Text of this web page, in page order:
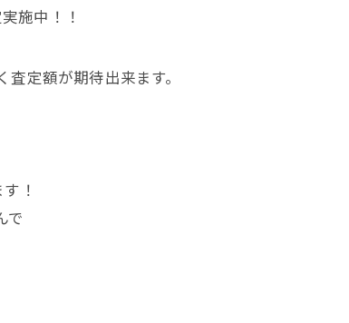
施中！！
定額が期待出来ます。
！
で